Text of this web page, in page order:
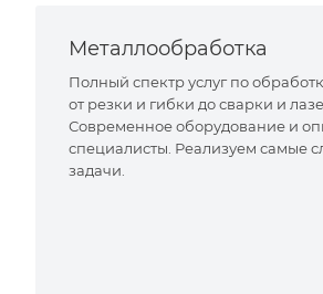
Металлообработка
Полный спектр услуг по
от резки и гибки до сварки и
Современное оборудование и
специалисты. Реализуем самые
задачи.